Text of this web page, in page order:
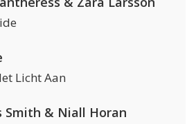
Licht Aan
Smith & Niall Horan